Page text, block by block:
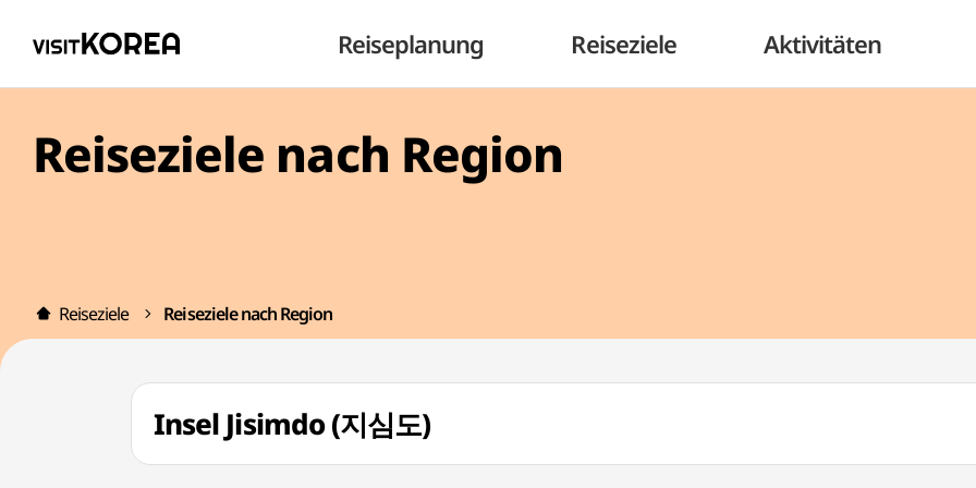
Reiseplanung Reiseziele Aktivitäten
Reiseziele nach Region
Reiseziele Reiseziele nach Region
Insel Jisimdo (지심도)